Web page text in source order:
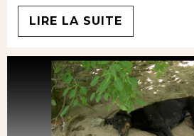
LIRE LA SUITE